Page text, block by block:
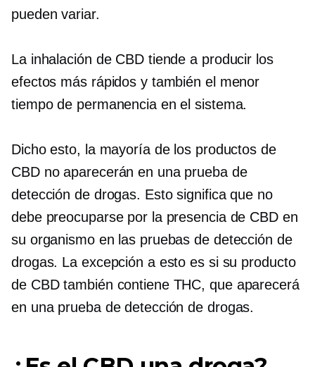
pueden variar.
La inhalación de CBD tiende a producir los
efectos más rápidos y también el menor
tiempo de permanencia en el sistema.
Dicho esto, la mayoría de los productos de
CBD no aparecerán en una prueba de
detección de drogas. Esto significa que no
debe preocuparse por la presencia de CBD en
su organismo en las pruebas de detección de
drogas. La excepción a esto es si su producto
de CBD también contiene THC, que aparecerá
en una prueba de detección de drogas.